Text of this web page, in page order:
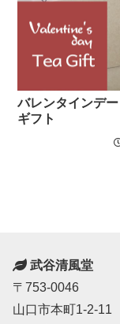
バレンタインデ
ギフト
武谷清風堂
〒753-0046
山口市本町1-2-11